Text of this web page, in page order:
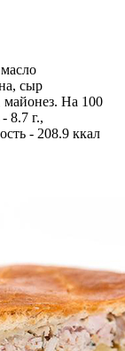
сыр
На 100
8.7 г.,
- 208.9 ккал